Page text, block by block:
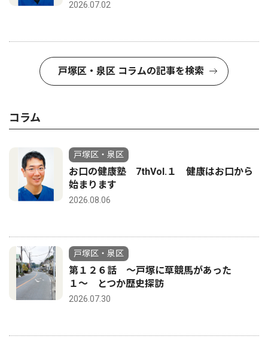
2026.07.02
戸塚区・泉区 コラムの記事を検索
コラム
戸塚区・泉区
お口の健康塾 7thVol.１ 健康はお口から
始まります
2026.08.06
戸塚区・泉区
第１２６話 〜戸塚に草競馬があった
１〜 とつか歴史探訪
2026.07.30